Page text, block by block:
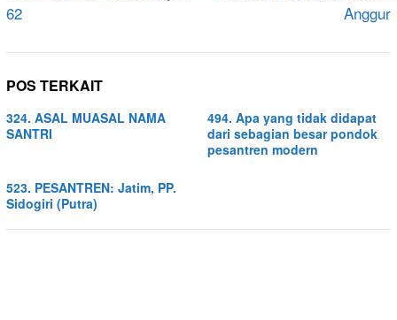
62
Anggur
POS TERKAIT
324. ASAL MUASAL NAMA
SANTRI
494. Apa yang tidak didapat
dari sebagian besar pondok
pesantren modern
523. PESANTREN: Jatim, PP.
Sidogiri (Putra)